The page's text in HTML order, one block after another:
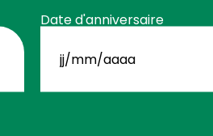
Date d'anniversaire
AAAA